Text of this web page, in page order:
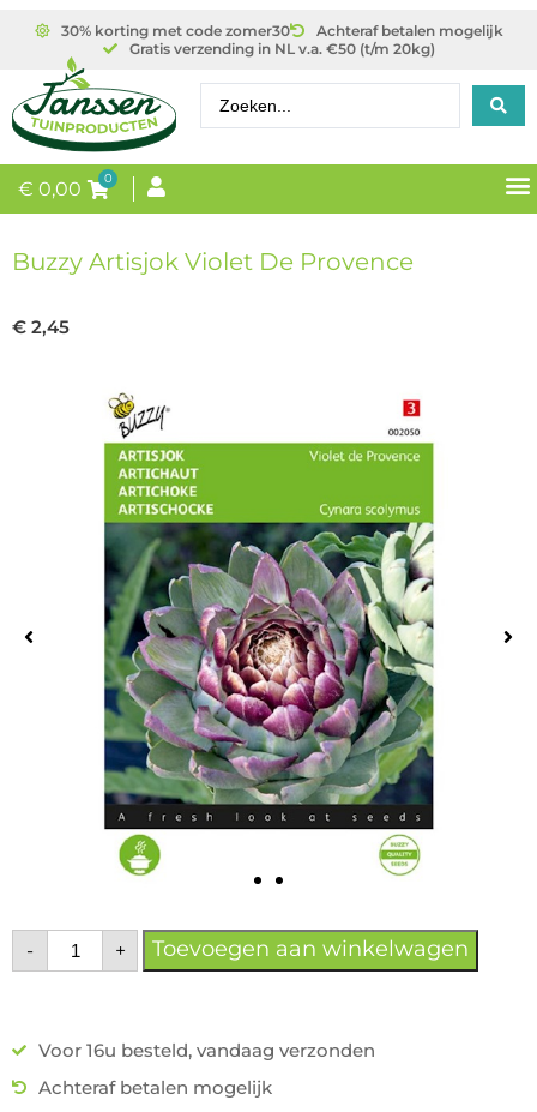
30% korting met code zomer30
Achteraf betalen mogelijk
Gratis verzending in NL v.a. €50 (t/m 20kg)
€ 0,00 0
Buzzy Artisjok Violet De Provence
€ 2,45
- + Toevoegen aan winkelwagen
Voor 16u besteld, vandaag verzonden
Achteraf betalen mogelijk